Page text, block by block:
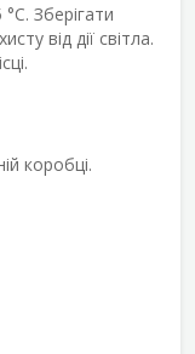
Зберігати
від дії світла.
коробці.